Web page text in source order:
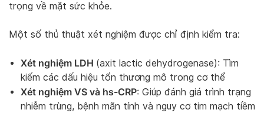
trọng về mặt sức khỏe.
Một số thủ thuật xét nghiệm được chỉ định kiểm tra:
Xét nghiệm LDH (axit lactic dehydrogenase): Tìm
kiếm các dấu hiệu tổn thương mô trong cơ thể
Xét nghiệm VS và hs-CRP: Giúp đánh giá trình trạng
nhiễm trùng, bệnh mãn tính và nguy cơ tim mạch tiềm